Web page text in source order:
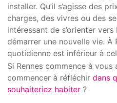
installer. Qu’il s’agisse des
charges, des vivres ou des
intéressant de s’orienter
démarrer une nouvelle vie. À
quotidienne est inférieur à
Si Rennes commence à
commencer à réfléchir dans
souhaiteriez habiter ?